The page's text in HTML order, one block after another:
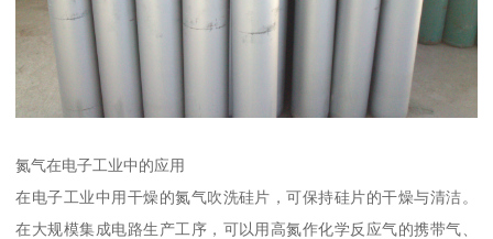
氮气在电子工业中的应用
在电子工业中用干燥的氮气吹洗硅片，可保持硅片的干燥与清洁。
在大规模集成电路生产工序，可以用高氮作化学反应气的携带气、